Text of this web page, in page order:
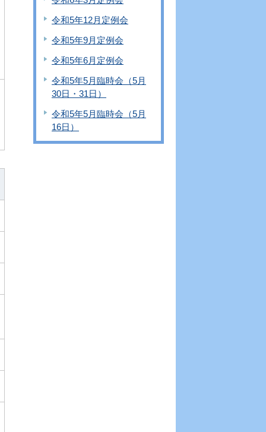
令和5年12月定例会
令和5年9月定例会
令和5年6月定例会
令和5年5月臨時会（5月
30日・31日）
令和5年5月臨時会（5月
16日）